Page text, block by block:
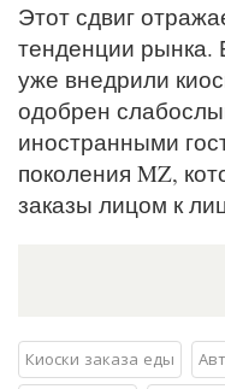
Этот сдвиг
тенденции рынка.
уже внедрили
одобрен
иностранными
поколения MZ,
заказы лицом к
Киоски заказа еды